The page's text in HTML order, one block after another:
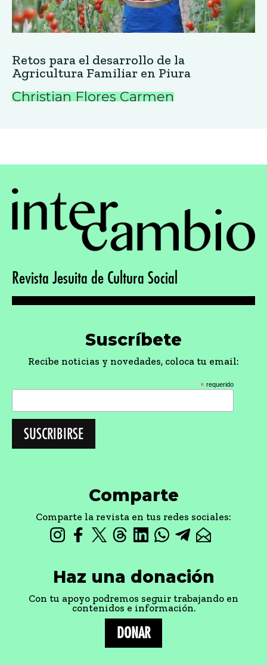
Retos para el desarrollo de la
Agricultura Familiar en Piura
Christian Flores Carmen
Revista Jesuita de Cultura Social
Suscríbete
Recibe noticias y novedades, coloca tu email:
* requerido
Comparte
Comparte la revista en tus redes sociales:
Haz una donación
Con tu apoyo podremos seguir trabajando en
contenidos e información.
DONAR